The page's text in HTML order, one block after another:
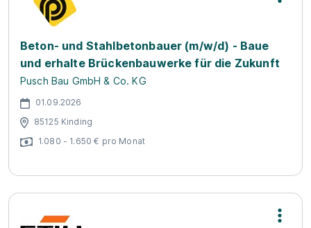
Beton- und Stahlbetonbauer (m/w/d) - Baue
und erhalte Brückenbauwerke für die Zukunft
Pusch Bau GmbH & Co. KG
01.09.2026
85125 Kinding
1.080 - 1.650 € pro Monat